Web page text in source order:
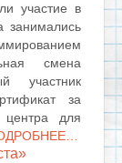
участие в
занимались
смена
участник
за
центра для